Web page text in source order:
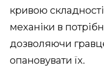
кривою
механіки в
дозволяючи
опановувати їх.